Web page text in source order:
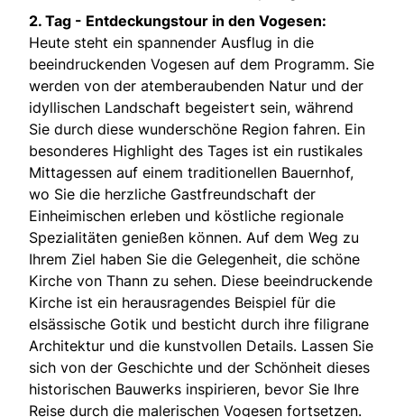
2. Tag - Entdeckungstour in den Vogesen:
Heute steht ein spannender Ausflug in die
beeindruckenden Vogesen auf dem Programm. Sie
werden von der atemberaubenden Natur und der
idyllischen Landschaft begeistert sein, während
Sie durch diese wunderschöne Region fahren. Ein
besonderes Highlight des Tages ist ein rustikales
Mittagessen auf einem traditionellen Bauernhof,
wo Sie die herzliche Gastfreundschaft der
Einheimischen erleben und köstliche regionale
Spezialitäten genießen können. Auf dem Weg zu
Ihrem Ziel haben Sie die Gelegenheit, die schöne
Kirche von Thann zu sehen. Diese beeindruckende
Kirche ist ein herausragendes Beispiel für die
elsässische Gotik und besticht durch ihre filigrane
Architektur und die kunstvollen Details. Lassen Sie
sich von der Geschichte und der Schönheit dieses
historischen Bauwerks inspirieren, bevor Sie Ihre
Reise durch die malerischen Vogesen fortsetzen.